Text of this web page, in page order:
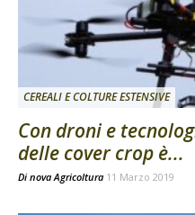
CEREALI E COLTURE ESTENSIVE
Con droni e
delle cover crop è...
Di nova Agricoltura 11 Marzo 2019